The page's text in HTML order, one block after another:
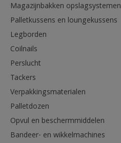
Magazijnbakken opslagsystemen
Palletkussens en loungekussens
Legborden
Coilnails
Perslucht
Tackers
Verpakkingsmaterialen
Palletdozen
Opvul en beschermmiddelen
Bandeer- en wikkelmachines